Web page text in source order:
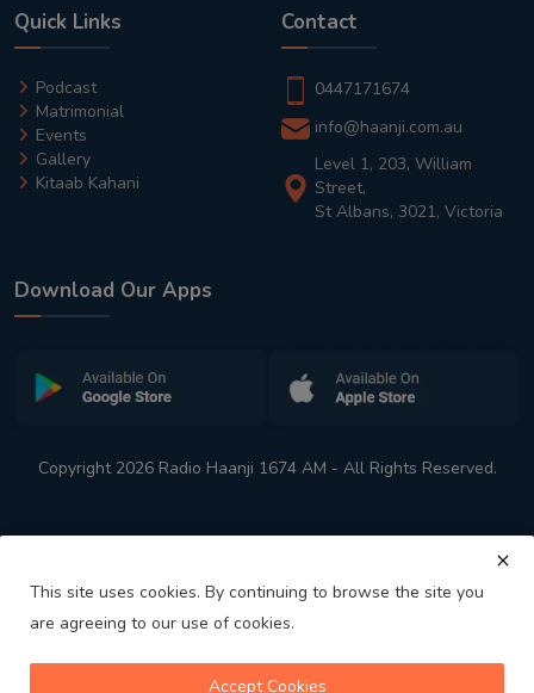
Quick Links
Podcast
Matrimonial
Events
Gallery
Kitaab Kahani
Contact
0447171674
info@haanji.com.au
Level 1, 203, William
Street,
St Albans, 3021, Victoria
Download Our Apps
Copyright 2026 Radio Haanji 1674 AM - All Rights Reserved.
This site uses cookies. By continuing to browse the site you
are agreeing to our use of cookies.
Accept Cookies
Australia's No. 1 Indian Radio Station